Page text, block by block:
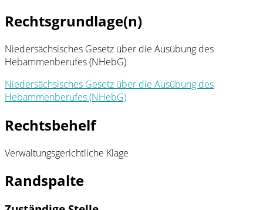
Rechtsgrundlage(n)
Niedersächsisches Gesetz über die Ausübung des
Hebammenberufes (NHebG)
Niedersächsisches Gesetz über die Ausübung des
Hebammenberufes (NHebG)
Rechtsbehelf
Verwaltungsgerichtliche Klage
Randspalte